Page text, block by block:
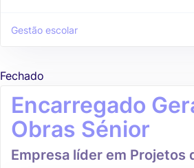
Gestão escolar
Fechado
Encarregado
Obras Sénior
Empresa líder em Projetos